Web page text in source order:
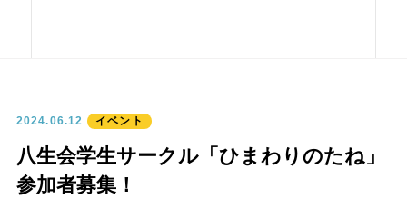
2024.06.12 イベント
八生会学生サークル「ひまわりのたね」
参加者募集！